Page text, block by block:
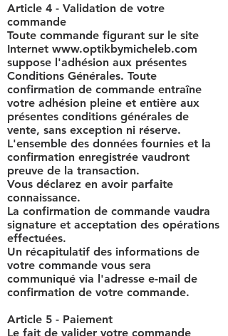
Article 4 - Validation de votre
commande
Toute commande figurant sur le site
Internet www.optikbymicheleb.com
suppose l'adhésion aux présentes
Conditions Générales. Toute
confirmation de commande entraîne
votre adhésion pleine et entière aux
présentes conditions générales de
vente, sans exception ni réserve.
L'ensemble des données fournies et la
confirmation enregistrée vaudront
preuve de la transaction.
Vous déclarez en avoir parfaite
connaissance.
La confirmation de commande vaudra
signature et acceptation des opérations
effectuées.
Un récapitulatif des informations de
votre commande vous sera
communiqué via l'adresse e-mail de
confirmation de votre commande.
Article 5 - Paiement
Le fait de valider votre commande